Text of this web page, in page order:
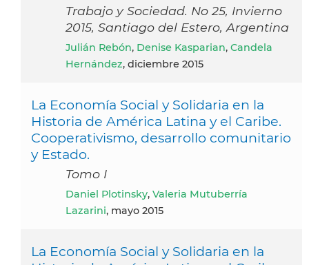
Trabajo y Sociedad. No 25, Invierno
2015, Santiago del Estero, Argentina
Julián Rebón, Denise Kasparian, Candela
Hernández, diciembre 2015
La Economía Social y Solidaria en la
Historia de América Latina y el Caribe.
Cooperativismo, desarrollo comunitario
y Estado.
Tomo I
Daniel Plotinsky, Valeria Mutuberría
Lazarini, mayo 2015
La Economía Social y Solidaria en la